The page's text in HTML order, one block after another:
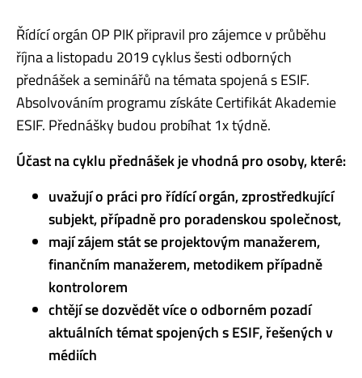
Řídící orgán OP PIK připravil pro zájemce v průběhu
října a listopadu 2019 cyklus šesti odborných
přednášek a seminářů na témata spojená s ESIF.
Absolvováním programu získáte Certifikát Akademie
ESIF. Přednášky budou probíhat 1x týdně.
Účast na cyklu přednášek je vhodná pro osoby, které:
uvažují o práci pro řídící orgán, zprostředkující
subjekt, případně pro poradenskou společnost,
mají zájem stát se projektovým manažerem,
finančním manažerem, metodikem případně
kontrolorem
chtějí se dozvědět více o odborném pozadí
aktuálních témat spojených s ESIF, řešených v
médiích